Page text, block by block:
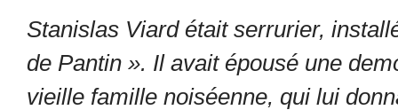
Stanislas Viard était serrurier,
de Pantin ». Il avait épousé une
vieille famille noiséenne, qui lui